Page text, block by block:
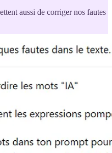
aussi de corriger nos fautes